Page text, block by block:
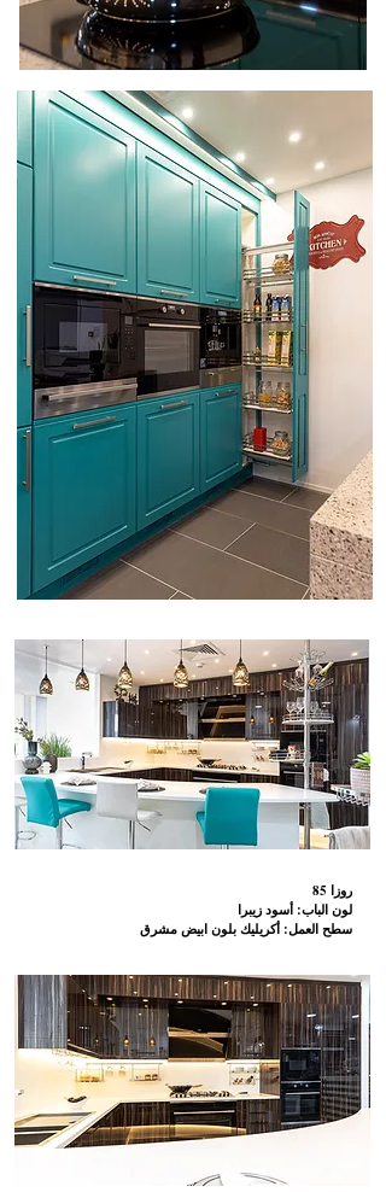
85 روزا
لون الباب: أسود زيبرا
سطح العمل: أكريليك بلون ابيض مشرق